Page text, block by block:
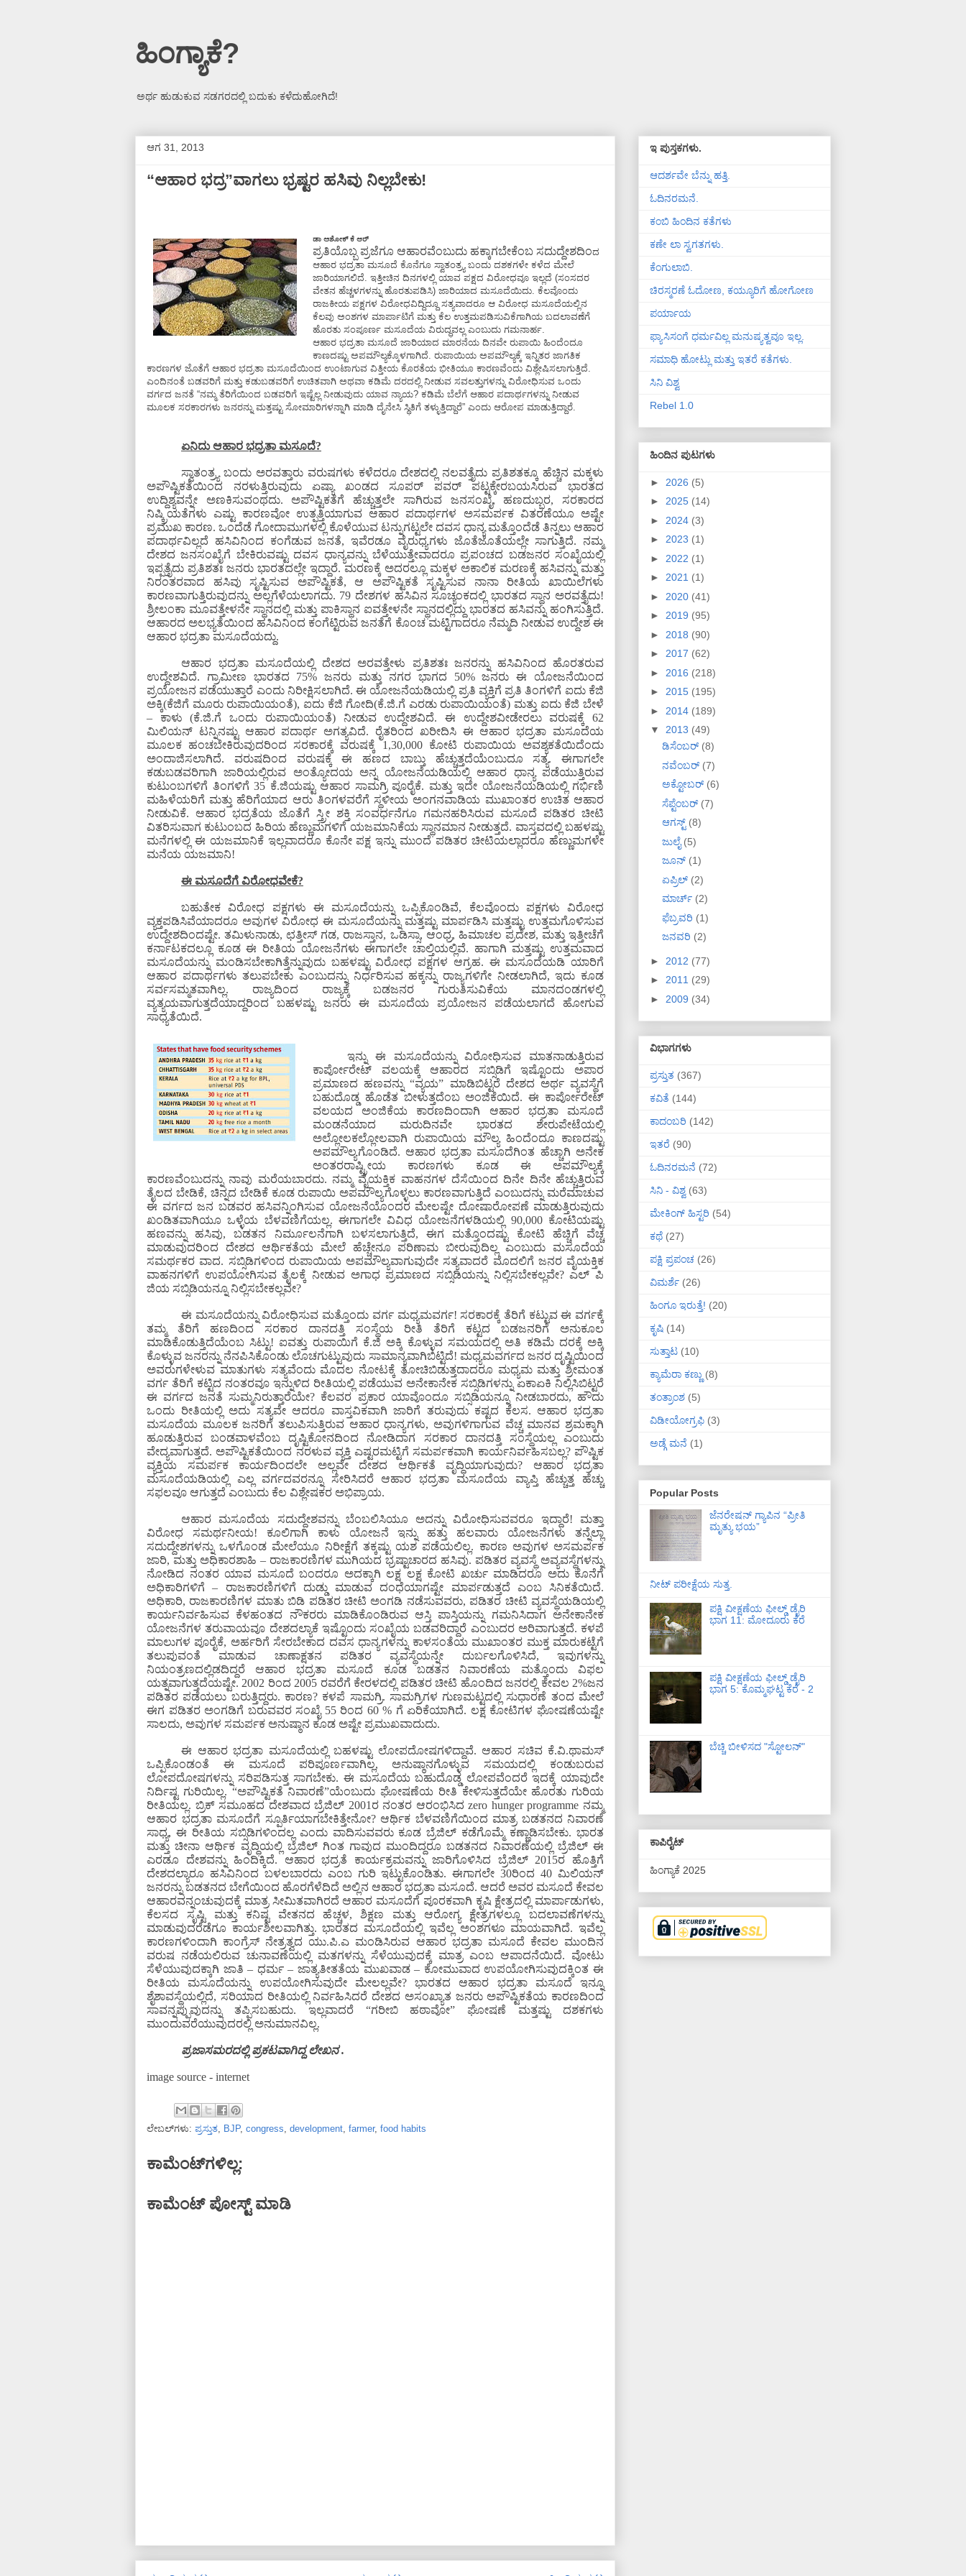
ಹಿಂಗ್ಯಾಕೆ?
ಅರ್ಥ ಹುಡುಕುವ ಸಡಗರದಲ್ಲಿ ಬದುಕು ಕಳೆದುಹೋಗಿದೆ!
ಆಗ 31, 2013
“ಆಹಾರ ಭದ್ರ”ವಾಗಲು ಭ್ರಷ್ಟರ ಹಸಿವು ನಿಲ್ಲಬೇಕು!
ಡಾ ಅಶೋಕ್ ಕೆ ಆರ್
ಪ್ರತಿಯೊಬ್ಬ ಪ್ರಜೆಗೂ ಆಹಾರವೆಂಬುದು ಹಕ್ಕಾಗಬೇಕೆಂಬ ಸದುದ್ದೇಶದಿಂದ
ಆಹಾರ ಭದ್ರತಾ ಮಸೂದೆ ಕೊನೆಗೂ ಸ್ವಾತಂತ್ರ್ಯ ಬಂದು ದಶಕಗಳೇ ಕಳೆದ ಮೇಲೆ
ಜಾರಿಯಾಗಲಿದೆ. ಇತ್ತೀಚಿನ ದಿನಗಳಲ್ಲಿ ಯಾವ ಪಕ್ಷದ ವಿರೋಧವೂ ಇಲ್ಲದೆ (ಸಂಸದರ
ವೇತನ ಹೆಚ್ಚಳಗಳನ್ನು ಹೊರತುಪಡಿಸಿ) ಜಾರಿಯಾದ ಮಸೂದೆಯಿದು. ಕೆಲವೊಂದು
ರಾಜಕೀಯ ಪಕ್ಷಗಳ ವಿರೋಧವಿದ್ದಿದ್ದೂ ಸತ್ಯವಾದರೂ ಆ ವಿರೋಧ ಮಸೂದೆಯಲ್ಲಿನ
ಕೆಲವು ಅಂಶಗಳ ಮಾರ್ಪಾಟಿಗೆ ಮತ್ತು ಕೆಲ ಉತ್ತಮಪಡಿಸುವಿಕೆಗಾಗಿಯ ಬದಲಾವಣೆಗೆ
ಹೊರತು ಸಂಪೂರ್ಣ ಮಸೂದೆಯ ವಿರುದ್ಧವಲ್ಲ ಎಂಬುದು ಗಮನಾರ್ಹ.
ಆಹಾರ ಭದ್ರತಾ ಮಸೂದೆ ಜಾರಿಯಾದ ಮಾರನೆಯ ದಿನವೇ ರುಪಾಯಿ ಹಿಂದೆಂದೂ
ಕಾಣದಷ್ಟು ಅಪಮೌಲ್ಯಕ್ಕೊಳಗಾಗಿದೆ. ರುಪಾಯಿಯ ಅಪಮೌಲ್ಯಕ್ಕೆ ಇನ್ನಿತರ ಜಾಗತಿಕ
ಕಾರಣಗಳ ಜೊತೆಗೆ ಆಹಾರ ಭದ್ರತಾ ಮಸೂದೆಯಿಂದ ಉಂಟಾಗುವ ವಿತ್ತೀಯ ಕೊರತೆಯ ಭೀತಿಯೂ ಕಾರಣವೆಂದು ವಿಶ್ಲೇಷಿಸಲಾಗುತ್ತಿದೆ.
ಎಂದಿನಂತೆ ಬಡವರಿಗೆ ಮತ್ತು ಕಡುಬಡವರಿಗೆ ಉಚಿತವಾಗಿ ಅಥವಾ ಕಡಿಮೆ ದರದಲ್ಲಿ ನೀಡುವ ಸವಲತ್ತುಗಳನ್ನು ವಿರೋಧಿಸುವ ಒಂದು
ವರ್ಗದ ಜನತೆ “ನಮ್ಮ ತೆರಿಗೆಯಿಂದ ಬಡವರಿಗೆ ಇಷ್ಟೆಲ್ಲ ನೀಡುವುದು ಯಾವ ನ್ಯಾಯ? ಕಡಿಮೆ ಬೆಲೆಗೆ ಆಹಾರ ಪದಾರ್ಥಗಳನ್ನು ನೀಡುವ
ಮೂಲಕ ಸರಕಾರಗಳು ಜನರನ್ನು ಮತ್ತಷ್ಟು ಸೋಮಾರಿಗಳನ್ನಾಗಿ ಮಾಡಿ ದೈನೇಸಿ ಸ್ಥಿತಿಗೆ ತಳ್ಳುತ್ತಿದ್ದಾರೆ” ಎಂದು ಆರೋಪ ಮಾಡುತ್ತಿದ್ದಾರೆ.
ಏನಿದು ಆಹಾರ ಭದ್ರತಾ ಮಸೂದೆ?
ಸ್ವಾತಂತ್ರ್ಯ ಬಂದು ಅರವತ್ತಾರು ವರುಷಗಳು ಕಳೆದರೂ ದೇಶದಲ್ಲಿ ನಲವತ್ತೈದು ಪ್ರತಿಶತಕ್ಕೂ ಹೆಚ್ಚಿನ ಮಕ್ಕಳು
ಅಪೌಷ್ಟಿಕತೆಯಿಂದ ನರಳುತ್ತಿರುವುದು ಏಷ್ಯಾ ಖಂಡದ ಸೂಪರ್ ಪವರ್ ಪಟ್ಟಕ್ಕೇರಬಯಸಿರುವ ಭಾರತದ
ಉದ್ದಿಶ್ಯವನ್ನೇ ಅಣಕಿಸುವಂಥದು. ಅಪೌಷ್ಟಿಕತೆಗೆ ಹೆಚ್ಚುತ್ತಲೇ ಸಾಗಿರುವ ಜನಸಂಖೈ, ಹಣದುಬ್ಬರ, ಸರಕಾರದ
ನಿಷ್ಕ್ರಿಯತೆಗಳು ಎಷ್ಟು ಕಾರಣವೋ ಉತ್ಪತ್ತಿಯಾಗುವ ಆಹಾರ ಪದಾರ್ಥಗಳ ಅಸಮರ್ಪಕ ವಿತರಣೆಯೂ ಅಷ್ಟೇ
ಪ್ರಮುಖ ಕಾರಣ. ಒಂದೆಡೆ ಗೋದಾಮುಗಳಲ್ಲಿ ಕೊಳೆಯುವ ಟನ್ನುಗಟ್ಟಲೇ ದವಸ ಧಾನ್ಯ ಮತ್ತೊಂದೆಡೆ ತಿನ್ನಲು ಆಹಾರ
ಪದಾರ್ಥವಿಲ್ಲದೆ ಹಸಿವಿನಿಂದ ಕಂಗೆಡುವ ಜನತೆ, ಇವೆರಡೂ ವೈರುಧ್ಯಗಳು ಜೊತೆಜೊತೆಯಲ್ಲೇ ಸಾಗುತ್ತಿದೆ. ನಮ್ಮ
ದೇಶದ ಜನಸಂಖೈಗೆ ಬೇಕಿರುವಷ್ಟು ದವಸ ಧಾನ್ಯವನ್ನು ಬೆಳೆಯುತ್ತೇವಾದರೂ ಪ್ರಪಂಚದ ಬಡಜನರ ಸಂಖೈಯಲ್ಲಿ
ಇಪ್ಪತ್ತೈದು ಪ್ರತಿಶತಃ ಜನರು ಭಾರತದಲ್ಲೇ ಇದ್ದಾರೆ. ಮರಣಕ್ಕೆ ಅದರಲ್ಲೂ ಮಕ್ಕಳ ಅಕಾಲಿಕ ಮರಣಕ್ಕೆ ಹಸಿವನ್ನು ಮತ್ತು
ನಿರಂತರವಾದ ಹಸಿವು ಸೃಷ್ಟಿಸುವ ಅಪೌಷ್ಟಿಕತೆ, ಆ ಅಪೌಷ್ಟಿಕತೆ ಸೃಷ್ಟಿಸುವ ನಾನಾ ರೀತಿಯ ಖಾಯಿಲೆಗಳು
ಕಾರಣವಾಗುತ್ತಿರುವುದನ್ನು ಅಲ್ಲಗೆಳೆಯಲಾಗದು. 79 ದೇಶಗಳ ಹಸಿವಿನ ಸೂಚ್ಯಂಕದಲ್ಲಿ ಭಾರತದ ಸ್ಥಾನ ಅರವತ್ತೈದು!
ಶ್ರೀಲಂಕಾ ಮೂವತ್ತೇಳನೇ ಸ್ಥಾನದಲ್ಲಿ ಮತ್ತು ಪಾಕಿಸ್ಥಾನ ಐವತ್ತೇಳನೇ ಸ್ಥಾನದಲ್ಲಿದ್ದು ಭಾರತದ ಹಸಿವನ್ನು ಹಂಗಿಸುತ್ತಿದೆ.
ಆಹಾರದ ಅಲಭ್ಯತೆಯಿಂದ ಹಸಿವಿನಿಂದ ಕಂಗೆಟ್ಟಿರುವ ಜನತೆಗೆ ಕೊಂಚ ಮಟ್ಟಿಗಾದರೂ ನೆಮ್ಮದಿ ನೀಡುವ ಉದ್ದೇಶ ಈ
ಆಹಾರ ಭದ್ರತಾ ಮಸೂದೆಯದ್ದು.
ಆಹಾರ ಭದ್ರತಾ ಮಸೂದೆಯಲ್ಲಿ ದೇಶದ ಅರವತ್ತೇಳು ಪ್ರತಿಶತಃ ಜನರನ್ನು ಹಸಿವಿನಿಂದ ಹೊರತರುವ
ಉದ್ದೇಶವಿದೆ. ಗ್ರಾಮೀಣ ಭಾರತದ 75% ಜನರು ಮತ್ತು ನಗರ ಭಾಗದ 50% ಜನರು ಈ ಯೋಜನೆಯಿಂದ
ಪ್ರಯೋಜನ ಪಡೆಯುತ್ತಾರೆ ಎಂದು ನಿರೀಕ್ಷಿಸಲಾಗಿದೆ. ಈ ಯೋಜನೆಯಡಿಯಲ್ಲಿ ಪ್ರತಿ ವ್ಯಕ್ತಿಗೆ ಪ್ರತಿ ತಿಂಗಳಿಗೆ ಐದು ಕೆಜಿ
ಅಕ್ಕಿ(ಕೆಜಿಗೆ ಮೂರು ರುಪಾಯಿಯಂತೆ), ಐದು ಕೆಜಿ ಗೋದಿ(ಕೆ.ಜಿ.ಗೆ ಎರಡು ರುಪಾಯಿಯಂತೆ) ಮತ್ತು ಐದು ಕೆಜಿ ಬೇಳೆ
– ಕಾಳು (ಕೆ.ಜಿ.ಗೆ ಒಂದು ರುಪಾಯಿಯಂತೆ) ನೀಡುವ ಉದ್ದೇಶವಿದೆ. ಈ ಉದ್ದೇಶವೀಡೇರಲು ವರುಷಕ್ಕೆ 62
ಮಿಲಿಯನ್ ಟನ್ನಿನಷ್ಟು ಆಹಾರ ಪದಾರ್ಥ ಅಗತ್ಯವಿದೆ. ರೈತರಿಂದ ಖರೀದಿಸಿ ಈ ಆಹಾರ ಭದ್ರತಾ ಮಸೂದೆಯ
ಮೂಲಕ ಹಂಚಬೇಕಿರುವುದರಿಂದ ಸರಕಾರಕ್ಕೆ ವರುಷಕ್ಕೆ 1,30,000 ಕೋಟಿ ರುಪಾಯಿಯ ಅವಶ್ಯಕತೆಯಿದೆಂದು
ಅಂದಾಜಿಸಲಾಗಿದೆ. ವರುಷದಿಂದ ವರುಷಕ್ಕೆ ಈ ಹಣದ ಬಾಬ್ತು ಹೆಚ್ಚುತ್ತದೆಯೆಂಬುದೂ ಸತ್ಯ. ಈಗಾಗಲೇ
ಕಡುಬಡವರಿಗಾಗಿ ಜಾರಿಯಲ್ಲಿರುವ ಅಂತ್ಯೋದಯ ಅನ್ನ ಯೋಜನೆಯಡಿಯಲ್ಲಿ ಆಹಾರ ಧಾನ್ಯ ಪಡೆಯುತ್ತಿರುವ
ಕುಟುಂಬಗಳಿಗೆ ತಿಂಗಳಿಗೆ 35 ಕೆ.ಜಿಯಷ್ಟು ಆಹಾರ ಸಾಮಗ್ರಿ ಪೂರೈಕೆ. ಮತ್ತು ಇದೇ ಯೋಜನೆಯಡಿಯಲ್ಲಿ ಗರ್ಭಿಣಿ
ಮಹಿಳೆಯರಿಗೆ ಮತ್ತು ಹೆರಿಗೆಯಾದ ಆರು ತಿಂಗಳವರೆಗೆ ಸ್ಥಳೀಯ ಅಂಗನವಾಡಿಯ ಮುಖಾಂತರ ಉಚಿತ ಆಹಾರ
ನೀಡುವಿಕೆ. ಆಹಾರ ಭದ್ರತೆಯ ಜೊತೆಗೆ ಸ್ತ್ರೀ ಶಕ್ತಿ ಸಂವರ್ಧನೆಗೂ ಗಮನಹರಿಸಿರುವ ಮಸೂದೆ ಪಡಿತರ ಚೀಟಿ
ವಿತರಿಸುವಾಗ ಕುಟುಂಬದ ಹಿರಿಯ ಹೆಣ್ಣುಮಗಳಿಗೆ ಯಜಮಾನಿಕೆಯ ಸ್ಥಾನಮಾನ ನೀಡುತ್ತದೆ. ವಾಸ್ತವದಲ್ಲಿ ಬಹಳಷ್ಟು
ಮನೆಗಳಲ್ಲಿ ಈ ಯಜಮಾನಿಕೆ ಇಲ್ಲವಾದರೂ ಕೊನೇ ಪಕ್ಷ ಇನ್ನು ಮುಂದೆ ಪಡಿತರ ಚೀಟಿಯಲ್ಲಾದರೂ ಹೆಣ್ಣುಮಗಳೇ
ಮನೆಯ ಯಜಮಾನಿ!
ಈ ಮಸೂದೆಗೆ ವಿರೋಧವೇಕೆ?
ಬಹುತೇಕ ವಿರೋಧ ಪಕ್ಷಗಳು ಈ ಮಸೂದೆಯನ್ನು ಒಪ್ಪಿಕೊಂಡಿವೆ, ಕೆಲವೊಂದು ಪಕ್ಷಗಳು ವಿರೋಧ
ವ್ಯಕ್ತಪಡಿಸಿವೆಯಾದರೂ ಅವುಗಳ ವಿರೋಧ ಈ ಮಸೂದೆಯನ್ನು ಮತ್ತಷ್ಟು ಮಾರ್ಪಡಿಸಿ ಮತ್ತಷ್ಟು ಉತ್ತಮಗೊಳಿಸುವ
ಉದ್ದೇಶದಿಂದಷ್ಟೇ. ತಮಿಳುನಾಡು, ಛತ್ತೀಸ್ ಗಡ, ರಾಜಸ್ತಾನ, ಒಡಿಸ್ಸಾ, ಆಂಧ್ರ, ಹಿಮಾಚಲ ಪ್ರದೇಶ, ಮತ್ತು ಇತ್ತೀಚೆಗೆ
ಕರ್ನಾಟಕದಲ್ಲೂ ಕೂಡ ಈ ರೀತಿಯ ಯೋಜನೆಗಳು ಈಗಾಗಲೇ ಚಾಲ್ತಿಯಲ್ಲಿವೆ. ಹಾಗಾಗಿ ಮತ್ತಷ್ಟು ಉತ್ತಮವಾದ
ಮಸೂದೆಯನ್ನು ಮಂಡಿಸಬೇಕಾಗಿತ್ತೆನ್ನುವುದು ಬಹಳಷ್ಟು ವಿರೋಧ ಪಕ್ಷಗಳ ಆಗ್ರಹ. ಈ ಮಸೂದೆಯಡಿ ಯಾರಿಗೆ
ಆಹಾರ ಪದಾರ್ಥಗಳು ತಲುಪಬೇಕು ಎಂಬುದನ್ನು ನಿರ್ಧರಿಸುವ ಹಕ್ಕನ್ನು ರಾಜ್ಯಗಳಿಗೇ ನೀಡಲಾಗಿದೆ, ಇದು ಕೂಡ
ಸರ್ವಸಮ್ಮತವಾಗಿಲ್ಲ. ರಾಜ್ಯದಿಂದ ರಾಜ್ಯಕ್ಕೆ ಬಡಜನರ ಗುರುತಿಸುವಿಕೆಯ ಮಾನದಂಡಗಳಲ್ಲಿ
ವ್ಯತ್ಯಯವಾಗುತ್ತದೆಯಾದ್ದರಿಂದ ಬಹಳಷ್ಟು ಜನರು ಈ ಮಸೂದೆಯ ಪ್ರಯೋಜನ ಪಡೆಯಲಾಗದೆ ಹೋಗುವ
ಸಾಧ್ಯತೆಯಿದೆ.
ಇನ್ನು ಈ ಮಸೂದೆಯನ್ನು ವಿರೋಧಿಸುವ ಮಾತನಾಡುತ್ತಿರುವ
ಕಾರ್ಪೋರೇಟ್ ವಲಯಕ್ಕೆ ಆಹಾರದ ಸಬ್ಸಿಡಿಗೆ ಇಷ್ಟೊಂದು ಅಪಾರ
ಪ್ರಮಾಣದ ಹಣವನ್ನು “ವ್ಯಯ” ಮಾಡಿಬಿಟ್ಟರೆ ದೇಶದ ಅರ್ಥ ವ್ಯವಸ್ಥೆಗೆ
ಬಹುದೊಡ್ಡ ಹೊಡೆತ ಬೀಳುತ್ತದೆಂಬ ಅಂಜಿಕೆಯಿದೆ. ಈ ಕಾರ್ಪೋರೇಟ್
ವಲಯದ ಅಂಜಿಕೆಯ ಕಾರಣದಿಂದಾಗಿ ಆಹಾರ ಭದ್ರತಾ ಮಸೂದೆ
ಮಂಡನೆಯಾದ ಮರುದಿನವೇ ಭಾರತದ ಶೇರುಪೇಟೆಯಲ್ಲಿ
ಅಲ್ಲೋಲಕಲ್ಲೋಲವಾಗಿ ರುಪಾಯಿಯ ಮೌಲ್ಯ ಹಿಂದೆಂದೂ ಕಾಣದಷ್ಟು
ಅಪಮೌಲ್ಯಗೊಂಡಿದೆ. ಆಹಾರ ಭದ್ರತಾ ಮಸೂದೆಗಿಂತ ಹೆಚ್ಚಾಗಿ ಅನೇಕ
ಅಂತರರಾಷ್ಟ್ರೀಯ ಕಾರಣಗಳು ಕೂಡ ಈ ಅಪಮೌಲ್ಯಕ್ಕೆ
ಕಾರಣವೆಂಬುದನ್ನು ನಾವು ಮರೆಯಬಾರದು. ನಮ್ಮ ವೈಯಕ್ತಿಕ ವಾಹನಗಳ ದೆಸೆಯಿಂದ ದಿನೇ ದಿನೇ ಹೆಚ್ಚುತ್ತಿರುವ
ತೈಲದ ಬೇಡಿಕೆ, ಚಿನ್ನದ ಬೇಡಿಕೆ ಕೂಡ ರುಪಾಯಿ ಅಪಮೌಲ್ಯಗೊಳ್ಳಲು ಕಾರಣವಾಗುತ್ತಿದೆ ಎಂಬುದನ್ನು ಮರೆಮಾಚುವ
ಈ ವರ್ಗದ ಜನ ಬಡವರ ಹಸಿವನ್ನಿಂಗಿಸುವ ಯೋಜನೆಯೊಂದರ ಮೇಲಷ್ಟೇ ದೋಷಾರೋಪಣೆ ಮಾಡುತ್ತಿರುವುದು
ಖಂಡಿತವಾಗಿಯೂ ಒಳ್ಳೆಯ ಬೆಳವಣಿಗೆಯಲ್ಲ. ಈಗಾಗಲೇ ವಿವಿಧ ಯೋಜನೆಗಳಡಿಯಲ್ಲಿ 90,000 ಕೋಟಿಯಷ್ಟು
ಹಣವನ್ನು ಹಸಿವು, ಬಡತನ ನಿರ್ಮೂಲನೆಗಾಗಿ ಬಳಸಲಾಗುತ್ತಿದೆ, ಈಗ ಮತ್ತೊಂದಷ್ಟು ಕೋಟಿ ಹೆಚ್ಚಿಗೆ ವೆಚ್ಚ
ಮಾಡುವುದರಿಂದ ದೇಶದ ಆರ್ಥಿಕತೆಯ ಮೇಲೆ ಹೆಚ್ಚೇನೂ ಪರಿಣಾಮ ಬೀರುವುದಿಲ್ಲ ಎಂಬುದು ಮಸೂದೆಯ
ಸಮರ್ಥಕರ ವಾದ. ಸಬ್ಸಿಡಿಗಳಿಂದ ರುಪಾಯಿಯ ಅಪಮೌಲ್ಯವಾಗುವುದೇ ಸತ್ಯವಾದರೆ ಮೊದಲಿಗೆ ಜನರ ವೈಯಕ್ತಿಕ
ವಾಹನಗಳಿಗೆ ಉಪಯೋಗಿಸುವ ತೈಲಕ್ಕೆ ನೀಡುವ ಅಗಾಧ ಪ್ರಮಾಣದ ಸಬ್ಸಿಡಿಯನ್ನು ನಿಲ್ಲಿಸಬೇಕಲ್ಲವೇ? ಎಲ್ ಪಿ
ಜಿಯ ಸಬ್ಸಿಡಿಯನ್ನೂ ನಿಲ್ಲಿಸಬೇಕಲ್ಲವೇ?
ಈ ಮಸೂದೆಯನ್ನು ವಿರೋಧಿಸುವ ಮತ್ತೊಂದು ವರ್ಗ ಮಧ್ಯಮವರ್ಗ! ಸರಕಾರಕ್ಕೆ ತೆರಿಗೆ ಕಟ್ಟುವ ಈ ವರ್ಗಕ್ಕೆ
ತಮ್ಮ ತೆರಿಗೆ ಹಣದಿಂದ ಸರಕಾರ ದಾನದತ್ತಿ ಸಂಸ್ಥೆಯ ರೀತಿ ತೆರಿಗೆ ಕಟ್ಟದ ಬಡಜನರಿಗೆ ಅನುಕೂಲ
ಮಾಡಿಕೊಡುತ್ತಿದೆಯೆಂಬ ಸಿಟ್ಟು! ಐವತ್ತು ರುಪಾಯಿಗೆ ಕೆ.ಜಿ ಅಕ್ಕಿ ಕೊಳ್ಳುವ ಸಮಯದಲ್ಲಿ ಅತಿ ಕಡಿಮೆ ದರಕ್ಕೆ ಅಕ್ಕಿ
ಕೊಳ್ಳುವ ಜನರನ್ನು ನೆನಪಿಸಿಕೊಂಡು ಲೊಚಗುಟ್ಟುವುದು ಸಾಮಾನ್ಯವಾಗಿಬಿಟ್ಟಿದೆ! ಮಧ್ಯಮವರ್ಗದ ಜನರ ದೃಷ್ಟಿಯಿಂದ
ಅವರುಗಳೇಳುವ ಮಾತುಗಳು ಸತ್ಯವೆಂದು ಮೊದಲ ನೋಟಕ್ಕೆ ತೋಚಿಬಿಡುತ್ತದಾದರೂ ಮಧ್ಯಮ ಮತ್ತು ಶ್ರೀಮಂತ
ವರ್ಗ ತೆರಿಗೆ ಕಟ್ಟಿದ ನಂತರವೂ ಇನ್ನುಳಿದ ರೀತಿಯಲ್ಲಿ ಪಡೆಯುವ ಅನೇಕಾನೇಕ ಸಬ್ಸಿಡಿಗಳನ್ನು ಏಕಾಏಕಿ ನಿಲ್ಲಿಸಿಬಿಟ್ಟರೆ
ಈ ವರ್ಗದ ಜನತೆ ಸುಮ್ಮನಿರುತ್ತಾರೆಯೇ? ಕೆಲವರ ಪ್ರಕಾರ ಯಾವೊಂದೂ ಸಬ್ಸಿಡಿಯನ್ನೂ ನೀಡಬಾರದು, ಹೌದು
ಒಂದು ರೀತಿಯಲ್ಲಿ ಅದು ಸತ್ಯವೇ ಆದರೂ ವಾಸ್ತವಿಕವಾಗಿ ಜಾರಿಗೆ ತರುವುದು ಕಷ್ಟದ ಕೆಲಸ. ಆಹಾರ ಭದ್ರತಾ
ಮಸೂದೆಯ ಮೂಲಕ ಜನರಿಗೆ ತಲುಪಿಸುತ್ತಿರುವ ಆಹಾರ ಧಾನ್ಯಗಳು, ಅವುಗಳಿಗಾಗುವ ವೆಚ್ಚ ಮಾನವ ಶ್ರಮಕ್ಕಾಗಿ
ಹೂಡುತ್ತಿರುವ ಬಂಡವಾಳವೆಂಬ ದೃಷ್ಟಿಕೋನದಿಂದ ನೋಡಿದಾಗ ಸರಕಾರ ದಾನದತ್ತಿ ಸಂಸ್ಥೆಯಲ್ಲ ಎಂಬುದು
ವೇದ್ಯವಾಗುತ್ತದೆ. ಅಪೌಷ್ಟಿಕತೆಯಿಂದ ನರಳುವ ವ್ಯಕ್ತಿ ಎಷ್ಟರಮಟ್ಟಿಗೆ ಸಮರ್ಪಕವಾಗಿ ಕಾರ್ಯನಿರ್ವಹಿಸಬಲ್ಲ? ಪೌಷ್ಟಿಕ
ವ್ಯಕ್ತಿಯ ಸಮರ್ಪಕ ಕಾರ್ಯದಿಂದಲೇ ಅಲ್ಲವೇ ದೇಶದ ಆರ್ಥಿಕತೆ ವೃದ್ಧಿಯಾಗುವುದು? ಆಹಾರ ಭದ್ರತಾ
ಮಸೂದೆಯಡಿಯಲ್ಲಿ ಎಲ್ಲ ವರ್ಗದವರನ್ನೂ ಸೇರಿಸಿದರೆ ಆಹಾರ ಭದ್ರತಾ ಮಸೂದೆಯ ವ್ಯಾಪ್ತಿ ಹೆಚ್ಚುತ್ತ ಹೆಚ್ಚು
ಸಫಲವೂ ಆಗುತ್ತದೆ ಎಂಬುದು ಕೆಲ ವಿಶ್ಲೇಷಕರ ಅಭಿಪ್ರಾಯ.
ಆಹಾರ ಮಸೂದೆಯ ಸದುದ್ದೇಶವನ್ನು ಬೆಂಬಲಿಸಿಯೂ ಅದನ್ನು ವಿರೋಧಿಸುವವರೂ ಇದ್ದಾರೆ! ಮತ್ತಾ
ವಿರೋಧ ಸಮರ್ಥನೀಯ! ಕೂಲಿಗಾಗಿ ಕಾಳು ಯೋಜನೆ ಇನ್ನು ಹತ್ತು ಹಲವಾರು ಯೋಜನೆಗಳು ತನ್ನೆಲ್ಲಾ
ಸದುದ್ದೇಶಗಳನ್ನು ಒಳಗೊಂಡ ಮೇಲೆಯೂ ನಿರೀಕ್ಷೆಗೆ ತಕ್ಕಷ್ಟು ಯಶ ಪಡೆಯಲಿಲ್ಲ. ಕಾರಣ ಅವುಗಳ ಅಸಮರ್ಪಕ
ಜಾರಿ, ಮತ್ತು ಅಧಿಕಾರಶಾಹಿ – ರಾಜಕಾರಣಿಗಳ ಮುಗಿಯದ ಭ್ರಷ್ಟಾಚಾರದ ಹಸಿವು. ಪಡಿತರ ವ್ಯವಸ್ಥೆ ಅವ್ಯವಸ್ಥೆಗಳನ್ನು
ನೋಡಿದ ನಂತರ ಯಾವ ಮಸೂದೆ ಬಂದರೂ ಅದಕ್ಕಾಗಿ ಲಕ್ಷ ಲಕ್ಷ ಕೋಟಿ ಖರ್ಚು ಮಾಡಿದರೂ ಅದು ಕೊನೆಗೆ
ಅಧಿಕಾರಿಗಳಿಗೆ – ರಾಜಕಾರಣಿಗಳಿಗೆ ದುಡ್ಡು ಮಾಡುವ ದಂಧೆಯಾಗಷ್ಟೇ ಮಾರ್ಪಡುತ್ತದೆ ಎಂಬ ಸಿನಿಕತೆಯಿದೆ.
ಅಧಿಕಾರಿ, ರಾಜಕಾರಣಿಗಳ ಮಾತು ಬಿಡಿ ಪಡಿತರ ಚೀಟಿ ಅಂಗಡಿ ನಡೆಸುವವರು, ಪಡಿತರ ಚೀಟಿ ವ್ಯವಸ್ಥೆಯಡಿಯಲ್ಲಿ
ಕಾರ್ಯನಿರ್ವಹಿಸುವ ಕೆಳಹಂತದ ನೌಕರರು ಮಾಡಿಕೊಂಡಿರುವ ಆಸ್ತಿ ಪಾಸ್ತಿಯನ್ನು ಗಮನಿಸಿದಾಗ ಅನೇಕಾನೇಕ
ಯೋಜನೆಗಳ ತರುವಾಯವೂ ದೇಶದಲ್ಯಾಕೆ ಇಷ್ಟೊಂದು ಸಂಖೈಯ ಬಡವರಿದ್ದಾರೆ ಎಂಬುದರ ಅರಿವಾಗುತ್ತದೆ. ಕಳಪೆ
ಮಾಲುಗಳ ಪೂರೈಕೆ, ಅರ್ಹರಿಗೆ ಸೇರಬೇಕಾದ ದವಸ ಧಾನ್ಯಗಳನ್ನು ಕಾಳಸಂತೆಯ ಮುಖಾಂತರ ಮುಕ್ತ ಮಾರುಕಟ್ಟೆಗೆ
ತಲುಪುವಂತೆ ಮಾಡುವ ಚಾಣಾಕ್ಷತನ ಪಡಿತರ ವ್ಯವಸ್ಥೆಯನ್ನೇ ದುರ್ಬಲಗೊಳಿಸಿದೆ, ಇವುಗಳನ್ನು
ನಿಯಂತ್ರಣದಲ್ಲಿಡದಿದ್ದರೆ ಆಹಾರ ಭದ್ರತಾ ಮಸೂದೆ ಕೂಡ ಬಡತನ ನಿವಾರಣೆಯ ಮತ್ತೊಂದು ವಿಫಲ
ಯತ್ನವಾಗುತ್ತದೆಯಷ್ಟೇ. 2002 ರಿಂದ 2005 ರವರೆಗೆ ಕೇರಳದಲ್ಲಿ ಪಡಿತರ ಚೀಟಿ ಹೊಂದಿದ ಜನರಲ್ಲಿ ಕೇವಲ 2%ಜನ
ಪಡಿತರ ಪಡೆಯಲು ಬರುತ್ತಿದ್ದರು. ಕಾರಣ? ಕಳಪೆ ಸಾಮಗ್ರಿ. ಸಾಮಗ್ರಿಗಳ ಗುಣಮಟ್ಟದಲ್ಲಿ ಸುಧಾರಣೆ ತಂದ ಮೇಲೆ
ಈಗ ಪಡಿತರ ಅಂಗಡಿಗೆ ಬರುವವರ ಸಂಖೈ 55 ರಿಂದ 60 % ಗೆ ಏರಿಕೆಯಾಗಿದೆ. ಲಕ್ಷ ಕೋಟಿಗಳ ಘೋಷಣೆಯಷ್ಟೇ
ಸಾಲದು, ಅವುಗಳ ಸಮರ್ಪಕ ಅನುಷ್ಠಾನ ಕೂಡ ಅಷ್ಟೇ ಪ್ರಮುಖವಾದುದು.
ಈ ಆಹಾರ ಭದ್ರತಾ ಮಸೂದೆಯಲ್ಲಿ ಬಹಳಷ್ಟು ಲೋಪದೋಷಗಳಿದ್ದಾವೆ. ಆಹಾರ ಸಚಿವ ಕೆ.ವಿ.ಥಾಮಸ್
ಒಪ್ಪಿಕೊಂಡಂತೆ ಈ ಮಸೂದೆ ಪರಿಪೂರ್ಣವಾಗಿಲ್ಲ, ಅನುಷ್ಠಾನಗೊಳ್ಳುವ ಸಮಯದಲ್ಲಿ ಕಂಡುಬರುವ
ಲೋಪದೋಷಗಳನ್ನು ಸರಿಪಡಿಸುತ್ತ ಸಾಗಬೇಕು. ಈ ಮಸೂದೆಯ ಬಹುದೊಡ್ಡ ಲೋಪವೆಂದರೆ ಇದಕ್ಕೆ ಯಾವುದೇ
ನಿರ್ದಿಷ್ಟ ಗುರಿಯಿಲ್ಲ. “ಅಪೌಷ್ಟಿಕತೆ ನಿವಾರಣೆ”ಯೆಂಬುದು ಘೋಷಣೆಯ ರೀತಿ ಕೇಳಿಸುತ್ತದೆಯೇ ಹೊರತು ಗುರಿಯ
ರೀತಿಯಲ್ಲ. ಬ್ರಿಕ್ ಸಮೂಹದ ದೇಶವಾದ ಬ್ರೆಜಿಲ್ 2001ರ ನಂತರ ಆರಂಭಿಸಿದ zero hunger programme ನಮ್ಮ
ಆಹಾರ ಭದ್ರತಾ ಮಸೂದೆಗೆ ಸ್ಪೂರ್ತಿಯಾಗಬೇಕಿತ್ತೇನೋ? ಆರ್ಥಿಕ ಬೆಳವಣಿಗೆಯಿಂದ ಮಾತ್ರ ಬಡತನದ ನಿವಾರಣೆ
ಸಾಧ್ಯ, ಈ ರೀತಿಯ ಸಬ್ಸಿಡಿಗಳಿಂದಲ್ಲ ಎಂದು ವಾದಿಸುವವರು ಕೂಡ ಬ್ರೆಜಿಲ್ ಕಡೆಗೊಮ್ಮೆ ಕಣ್ಣಾಡಿಸಬೇಕು. ಭಾರತ
ಮತ್ತು ಚೀನಾ ಆರ್ಥಿಕ ವೃದ್ಧಿಯಲ್ಲಿ ಬ್ರೆಜಿಲ್ ಗಿಂತ ಗಾವುದ ಮುಂದಿದ್ದರೂ ಬಡತನದ ನಿವಾರಣೆಯಲ್ಲಿ ಬ್ರೆಜಿಲ್ ಈ
ಎರಡೂ ದೇಶವನ್ನು ಹಿಂದಿಕ್ಕಿದೆ. ಆಹಾರ ಭದ್ರತೆ ಕಾರ್ಯಕ್ರಮವನ್ನು ಜಾರಿಗೊಳಿಸಿದ ಬ್ರೆಜಿಲ್ 2015ರ ಹೊತ್ತಿಗೆ
ದೇಶದಲ್ಯಾರೂ ಹಸಿವಿನಿಂದ ಬಳಲಬಾರದು ಎಂಬ ಗುರಿ ಇಟ್ಟುಕೊಂಡಿತು. ಈಗಾಗಲೇ 30ರಿಂದ 40 ಮಿಲಿಯನ್
ಜನರನ್ನು ಬಡತನದ ಬೇಗೆಯಿಂದ ಹೊರಗೆಳೆದಿದೆ ಅಲ್ಲಿನ ಆಹಾರ ಭದ್ರತಾ ಮಸೂದೆ. ಆದರೆ ಅವರ ಮಸೂದೆ ಕೇವಲ
ಆಹಾರವನ್ನಂಚುವುದಕ್ಕೆ ಮಾತ್ರ ಸೀಮಿತವಾಗಿರದೆ ಆಹಾರ ಮಸೂದೆಗೆ ಪೂರಕವಾಗಿ ಕೃಷಿ ಕ್ಷೇತ್ರದಲ್ಲಿ ಮಾರ್ಪಾಡುಗಳು,
ಕೆಲಸದ ಸೃಷ್ಟಿ ಮತ್ತು ಕನಿಷ್ಟ ವೇತನದ ಹೆಚ್ಚಳ, ಶಿಕ್ಷಣ ಮತ್ತು ಆರೋಗ್ಯ ಕ್ಷೇತ್ರಗಳಲ್ಲೂ ಬದಲಾವಣೆಗಳನ್ನು
ಮಾಡುವುದರೆಡೆಗೂ ಕಾರ್ಯಶೀಲವಾಗಿತ್ತು. ಭಾರತದ ಮಸೂದೆಯಲ್ಲಿ ಇವೆಲ್ಲ ಅಂಶಗಳೂ ಮಾಯವಾಗಿದೆ. ಇವೆಲ್ಲ
ಕಾರಣಗಳಿಂದಾಗಿ ಕಾಂಗ್ರೆಸ್ ನೇತ್ರತ್ವದ ಯು.ಪಿ.ಎ ಮಂಡಿಸಿರುವ ಆಹಾರ ಭದ್ರತಾ ಮಸೂದೆ ಕೇವಲ ಮುಂದಿನ
ವರುಷ ನಡೆಯಲಿರುವ ಚುನಾವಣೆಯಲ್ಲಿ ಮತಗಳನ್ನು ಸೆಳೆಯುವುದಕ್ಕೆ ಮಾತ್ರ ಎಂಬ ಆಪಾದನೆಯಿದೆ. ವೋಟು
ಸೆಳೆಯುವುದಕ್ಕಾಗಿ ಜಾತಿ – ಧರ್ಮ – ಜಾತ್ಯತೀತತೆಯ ಮುಖವಾಡ – ಕೋಮುವಾದ ಉಪಯೋಗಿಸುವುದಕ್ಕಿಂತ ಈ
ರೀತಿಯ ಮಸೂದೆಯನ್ನು ಉಪಯೋಗಿಸುವುದೇ ಮೇಲಲ್ಲವೇ? ಭಾರತದ ಆಹಾರ ಭದ್ರತಾ ಮಸೂದೆ ಇನ್ನೂ
ಶೈಶಾವಸ್ಥೆಯಲ್ಲಿದೆ, ಸರಿಯಾದ ರೀತಿಯಲ್ಲಿ ನಿರ್ವಹಿಸಿದರೆ ದೇಶದ ಅಸಂಖ್ಯಾತ ಜನರು ಅಪೌಷ್ಟಿಕತೆಯ ಕಾರಣದಿಂದ
ಸಾವನ್ನಪ್ಪುವುದನ್ನು ತಪ್ಪಿಸಬಹುದು. ಇಲ್ಲವಾದರೆ “ಗರೀಬಿ ಹಠಾವೋ” ಘೋಷಣೆ ಮತ್ತಷ್ಟು ದಶಕಗಳು
ಮುಂದುವರೆಯುವುದರಲ್ಲಿ ಅನುಮಾನವಿಲ್ಲ.
ಪ್ರಜಾಸಮರದಲ್ಲಿ ಪ್ರಕಟವಾಗಿದ್ದ ಲೇಖನ .
image source - internet
ಲೇಬಲ್‌ಗಳು: ಪ್ರಸ್ತುತ, BJP, congress, development, farmer, food habits
ಕಾಮೆಂಟ್‌ಗಳಿಲ್ಲ:
ಕಾಮೆಂಟ್‌‌ ಪೋಸ್ಟ್‌ ಮಾಡಿ
ಇ ಪುಸ್ತಕಗಳು.
ಆದರ್ಶವೇ ಬೆನ್ನು ಹತ್ತಿ.
ಓದಿನರಮನೆ.
ಕಂಬಿ ಹಿಂದಿನ ಕತೆಗಳು
ಕಣೇ ಲಾ ಸ್ವಗತಗಳು.
ಕೆಂಗುಲಾಬಿ.
ಚಿರಸ್ಮರಣೆ ಓದೋಣ, ಕಯ್ಯೂರಿಗೆ ಹೋಗೋಣ
ಪರ್ಯಾಯ
ಫ್ಯಾಸಿಸಂಗೆ ಧರ್ಮವಿಲ್ಲ ಮನುಷ್ಯತ್ವವೂ ಇಲ್ಲ.
ಸಮಾಧಿ ಹೋಟ್ಲು ಮತ್ತು ಇತರೆ ಕತೆಗಳು.
ಸಿನಿ ವಿಶ್ವ
Rebel 1.0
ಹಿಂದಿನ ಪುಟಗಳು
► 2026 (5)
► 2025 (14)
► 2024 (3)
► 2023 (1)
► 2022 (1)
► 2021 (1)
► 2020 (41)
► 2019 (95)
► 2018 (90)
► 2017 (62)
► 2016 (218)
► 2015 (195)
► 2014 (189)
▼ 2013 (49)
ಡಿಸೆಂಬರ್ (8)
ನವೆಂಬರ್ (7)
ಅಕ್ಟೋಬರ್ (6)
ಸೆಪ್ಟೆಂಬರ್ (7)
ಆಗಸ್ಟ್ (8)
ಜುಲೈ (5)
ಜೂನ್ (1)
ಏಪ್ರಿಲ್ (2)
ಮಾರ್ಚ್ (2)
ಫೆಬ್ರವರಿ (1)
ಜನವರಿ (2)
► 2012 (77)
► 2011 (29)
► 2009 (34)
ವಿಭಾಗಗಳು
ಪ್ರಸ್ತುತ (367)
ಕವಿತೆ (144)
ಕಾದಂಬರಿ (142)
ಇತರೆ (90)
ಓದಿನರಮನೆ (72)
ಸಿನಿ - ವಿಶ್ವ (63)
ಮೇಕಿಂಗ್ ಹಿಸ್ಟರಿ (54)
ಕಥೆ (27)
ಪಕ್ಷಿ ಪ್ರಪಂಚ (26)
ವಿಮರ್ಶೆ (26)
ಹಿಂಗೂ ಇರುತ್ತೆ! (20)
ಕೃಷಿ (14)
ಸುತ್ತಾಟ (10)
ಕ್ಯಾಮೆರಾ ಕಣ್ಣು (8)
ತಂತ್ರಾಂಶ (5)
ವಿಡೀಯೋಗ್ರಫಿ (3)
ಅಡ್ಗೆ ಮನೆ (1)
Popular Posts
ಜೆನರೇಷನ್ ಗ್ಯಾಪಿನ “ಪ್ರೀತಿ
ಮೃತ್ಯು ಭಯ”
ನೀಟ್ ಪರೀಕ್ಷೆಯ ಸುತ್ತ.
ಪಕ್ಷಿ ವೀಕ್ಷಣೆಯ ಫೀಲ್ಡ್‌ ಡೈರಿ
ಭಾಗ 11: ಮೋದೂರು ಕೆರೆ
ಪಕ್ಷಿ ವೀಕ್ಷಣೆಯ ಫೀಲ್ಡ್‌ ಡೈರಿ
ಭಾಗ 5: ಕೊಮ್ಮಘಟ್ಟ ಕೆರೆ - 2
ಬೆಚ್ಚಿ ಬೀಳಿಸದ "ಸ್ಟೋಲನ್"
ಕಾಪಿರೈಟ್
ಹಿಂಗ್ಯಾಕೆ 2025